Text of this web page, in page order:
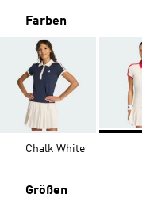
Farben
Chalk White
Größen